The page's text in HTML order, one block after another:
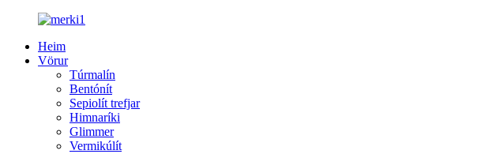
Heim
Vörur
Túrmalín
Bentónít
Sepiolít trefjar
Himnaríki
Glimmer
Vermikúlít